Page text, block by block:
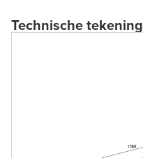
Technische tekening